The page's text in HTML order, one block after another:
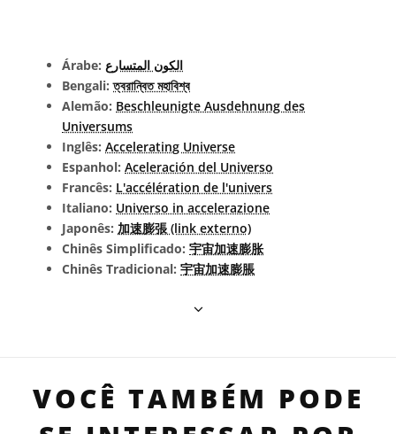
Árabe: الكون المتسارع
Bengali:ত্বরান্বিত মহাবিশ্ব
Alemão: Beschleunigte Ausdehnung des
Universums
Inglês: Accelerating Universe
Espanhol: Aceleración del Universo
Francês: L'accélération de l'univers
Italiano: Universo in accelerazione
Japonês: 加速膨張 (link externo)
Chinês Simplificado: 宇宙加速膨胀
Chinês Tradicional: 宇宙加速膨脹
VOCÊ TAMBÉM PODE